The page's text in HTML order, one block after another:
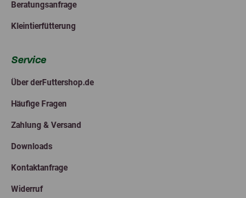
Beratungsanfrage
Kleintierfütterung
Service
Über derFuttershop.de
Häufige Fragen
Zahlung & Versand
Downloads
Kontaktanfrage
Widerruf